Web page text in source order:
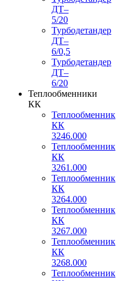
ДТ–
5/20
Турбодетандер
ДТ–
6/0,5
Турбодетандер
ДТ–
6/20
Теплообменники
КК
Теплообменник
КК
3246.000
Теплообменник
КК
3261.000
Теплообменник
КК
3264.000
Теплообменник
КК
3267.000
Теплообменник
КК
3268.000
Теплообменник